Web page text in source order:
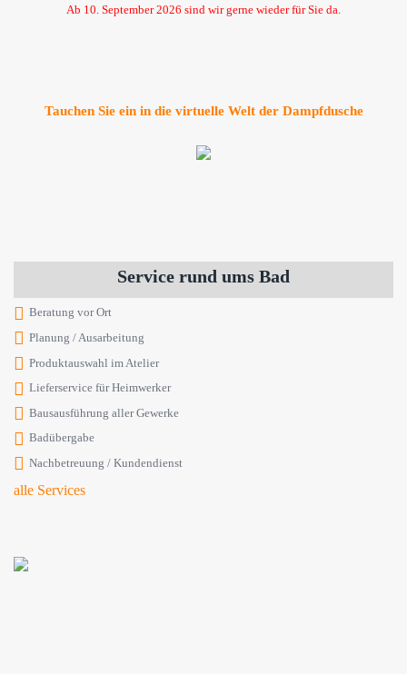
Ab 10. September 2026 sind wir gerne wieder für Sie da.
Tauchen Sie ein in die virtuelle Welt der Dampfdusche
Service rund ums Bad
Beratung vor Ort
Planung / Ausarbeitung
Produktauswahl im Atelier
Lieferservice für Heimwerker
Bausausführung aller Gewerke
Badübergabe
Nachbetreuung / Kundendienst
alle Services